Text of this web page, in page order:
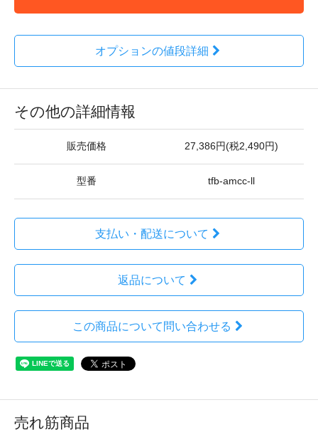
オプションの値段詳細
その他の詳細情報
販売価格 27,386円(税2,490円)
型番 tfb-amcc-ll
支払い・配送について
返品について
この商品について問い合わせる
売れ筋商品